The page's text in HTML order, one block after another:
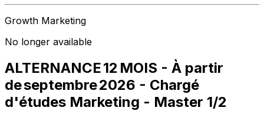
Growth Marketing
No longer available
ALTERNANCE 12 MOIS - À partir
de septembre 2026 - Chargé
d'études Marketing - Master 1/2